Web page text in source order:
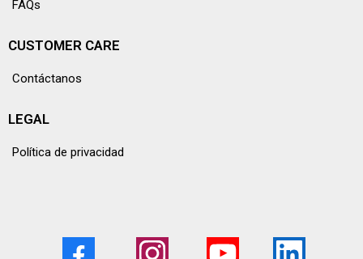
FAQs
CUSTOMER CARE
Contáctanos
LEGAL
Política de privacidad